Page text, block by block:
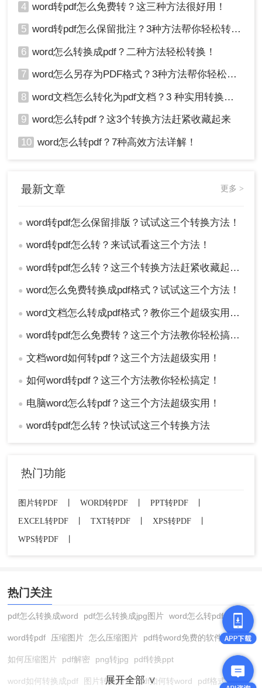
3、在使用在线工具时，注意保护个人隐私和文件安
全，避免上传敏感或机密信息。
4、在转换过程中，如果发现排版有变化，可以使用
PDF编辑软件进行调整和修复。
部方法分享，您可以根据自己的需求选择最适合的
方式来将Word文档转换为PDF，并尽量保留原始排
版。希望本文对您有所帮助。
4 word转pdf怎么免费转？这三种方法很好用！
5 word转pdf怎么保留批注？3种方法帮你轻松转换！
6 word怎么转换成pdf？二种方法轻松转换！
7 word怎么另存为PDF格式？3种方法帮你轻松转换!
8 word文档怎么转化为pdf文档？3 种实用转换方法，完美保留原文档格式！
9 word怎么转pdf？这3个转换方法赶紧收藏起来
10 word怎么转pdf？7种高效方法详解！
最新文章 更多 >
● word转pdf怎么保留排版？试试这三个转换方法！
● word转pdf怎么转？来试试看这三个方法！
● word转pdf怎么转？这三个转换方法赶紧收藏起来！
● word怎么免费转换成pdf格式？试试这三个方法！
● word文档怎么转成pdf格式？教你三个超级实用的方法！
● word转pdf怎么免费转？这三个方法教你轻松搞定！
● 文档word如何转pdf？这三个方法超级实用！
● 如何word转pdf？这三个方法教你轻松搞定！
● 电脑word怎么转pdf？这三个方法超级实用！
● word转pdf怎么转？快试试这三个转换方法
热门功能
图片转PDF WORD转PDF PPT转PDF
EXCEL转PDF
TXT转PDF XPS转PDF
WPS转PDF
热门关注
pdf怎么转换成word pdf怎么转换成jpg图片 word怎么转pdf
word转pdf 压缩图片 怎么压缩图片 pdf转word免费的软件
如何压缩图片 pdf解密 png转jpg pdf转换ppt
word如何转换成pdf 图片转换格式 pdf如何转word pdf格式转换
展开全部 ∨